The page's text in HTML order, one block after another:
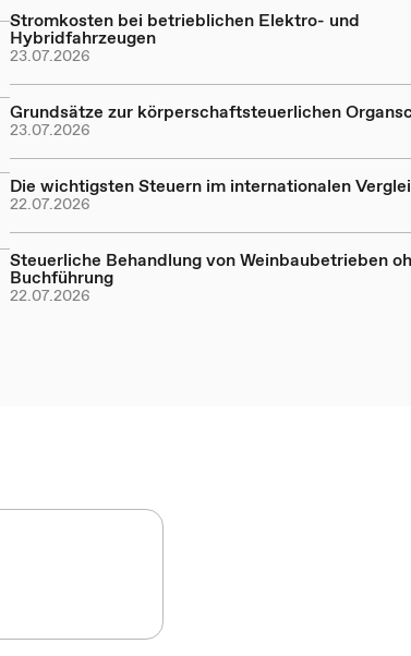
Stromkosten bei betrieblichen Elektro- und
Hybridfahrzeugen
23.07.2026
Grundsätze zur körperschaftsteuerlichen
23.07.2026
Die wichtigsten Steuern im internationalen
22.07.2026
Steuerliche Behandlung von Weinbaubetrieben
Buchführung
22.07.2026